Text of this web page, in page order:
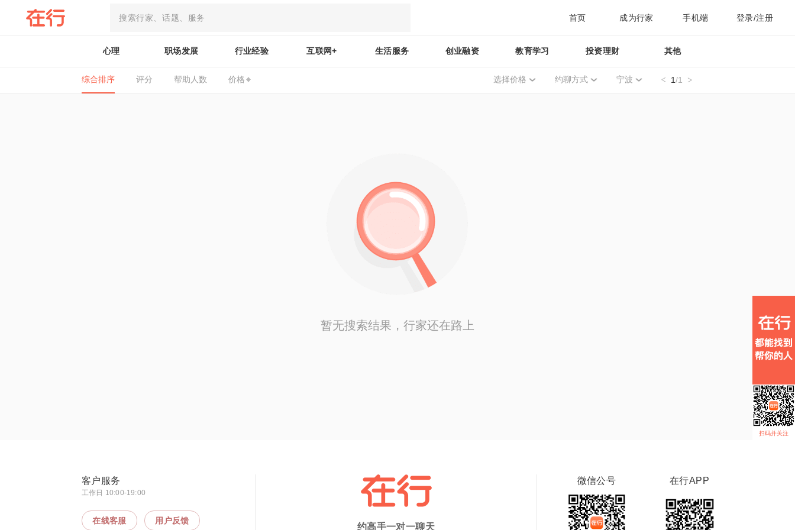
首页 成为行家 手机端 登录/注册
心理 职场发展 行业经验 互联网+ 生活服务 创业融资 教育学习 投资理财 其他
综合排序 评分 帮助人数 价格 选择价格 约聊方式 宁波 1/1
暂无搜索结果，行家还在路上
扫码并关注
客户服务
工作日 10:00-19:00
在线客服 用户反馈
约高手一对一聊天
微信公号 在行APP